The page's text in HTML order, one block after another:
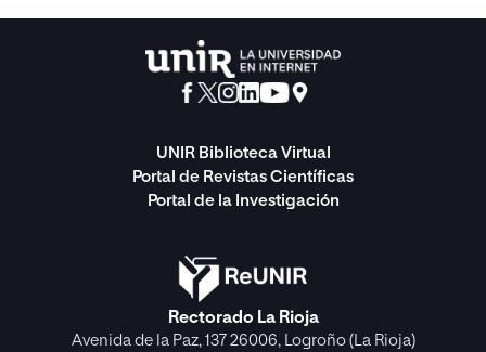
UNIR Biblioteca Virtual
Portal de Revistas Científicas
Portal de la Investigación
Rectorado La Rioja
Avenida de la Paz, 137 26006, Logroño (La Rioja)